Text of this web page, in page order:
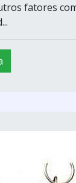
fatores